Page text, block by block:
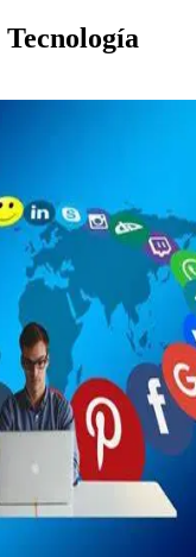
Tecnología